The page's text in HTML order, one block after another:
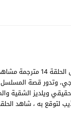
وتدور قصة
ويلديز الشقية